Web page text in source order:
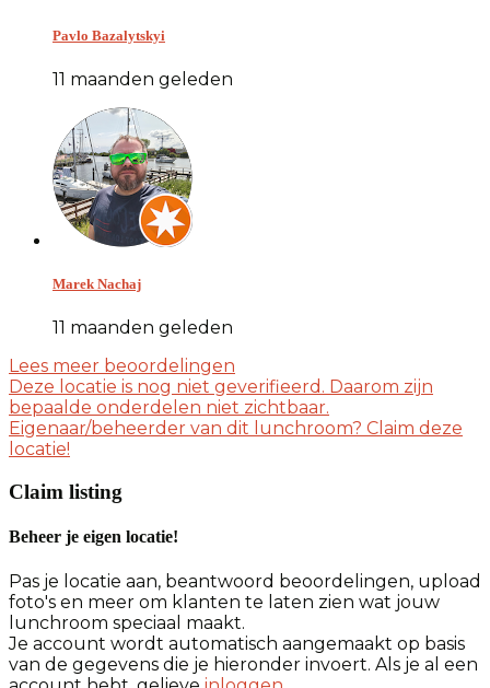
Pavlo Bazalytskyi
11 maanden geleden
Marek Nachaj
11 maanden geleden
Lees meer beoordelingen
Deze locatie is nog niet geverifieerd. Daarom zijn
bepaalde onderdelen niet zichtbaar.
Eigenaar/beheerder van dit lunchroom? Claim deze
locatie!
Claim listing
Beheer je eigen locatie!
Pas je locatie aan, beantwoord beoordelingen, upload
foto's en meer om klanten te laten zien wat jouw
lunchroom speciaal maakt.
Je account wordt automatisch aangemaakt op basis
van de gegevens die je hieronder invoert. Als je al een